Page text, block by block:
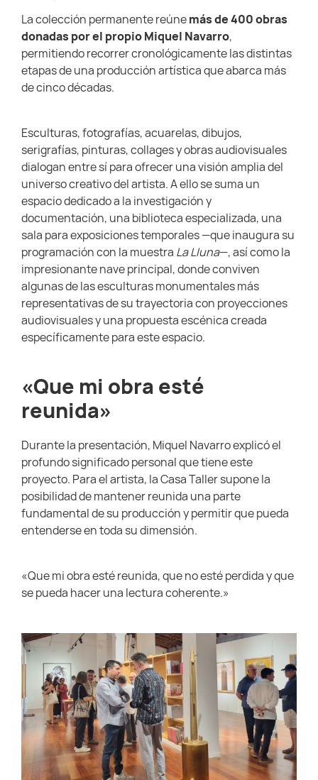
La colección permanente reúnemás de 400 obras
donadas por el propio Miquel Navarro,
permitiendo recorrer cronológicamente las distintas
etapas de una producción artística que abarca más
de cinco décadas.
Esculturas, fotografías, acuarelas, dibujos,
serigrafías, pinturas, collages y obras audiovisuales
dialogan entre sí para ofrecer una visión amplia del
universo creativo del artista. A ello se suma un
espacio dedicado a la investigación y
documentación, una biblioteca especializada, una
sala para exposiciones temporales —que inaugura su
programación con la muestra La Lluna—, así como la
impresionante nave principal, donde conviven
algunas de las esculturas monumentales más
representativas de su trayectoria con proyecciones
audiovisuales y una propuesta escénica creada
específicamente para este espacio.
«Que mi obra esté
reunida»
Durante la presentación, Miquel Navarro explicó el
profundo significado personal que tiene este
proyecto. Para el artista, la Casa Taller supone la
posibilidad de mantener reunida una parte
fundamental de su producción y permitir que pueda
entenderse en toda su dimensión.
«Que mi obra esté reunida, que no esté perdida y que
se pueda hacer una lectura coherente.»